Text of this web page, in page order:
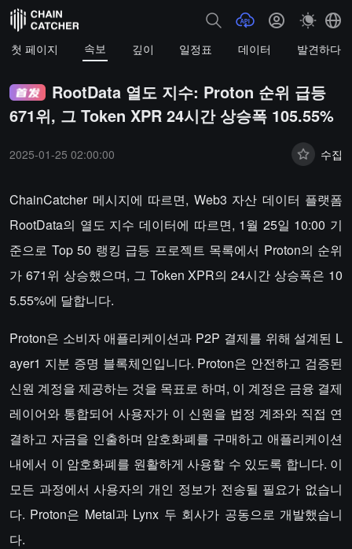
첫 페이지 속보 깊이 일정표 데이터 발견하다
RootData 열도 지수: Proton 순위 급등
671위, 그 Token XPR 24시간 상승폭 105.55%
2025-01-25 02:00:00 수집
ChainCatcher 메시지에 따르면, Web3 자산 데이터 플랫폼
RootData의 열도 지수 데이터에 따르면, 1월 25일 10:00 기
준으로 Top 50 랭킹 급등 프로젝트 목록에서 Proton의 순위
가 671위 상승했으며, 그 Token XPR의 24시간 상승폭은 10
5.55%에 달합니다.
Proton은 소비자 애플리케이션과 P2P 결제를 위해 설계된 L
ayer1 지분 증명 블록체인입니다. Proton은 안전하고 검증된
신원 계정을 제공하는 것을 목표로 하며, 이 계정은 금융 결제
레이어와 통합되어 사용자가 이 신원을 법정 계좌와 직접 연
결하고 자금을 인출하며 암호화폐를 구매하고 애플리케이션
내에서 이 암호화폐를 원활하게 사용할 수 있도록 합니다. 이
모든 과정에서 사용자의 개인 정보가 전송될 필요가 없습니
다. Proton은 Metal과 Lynx 두 회사가 공동으로 개발했습니
다.